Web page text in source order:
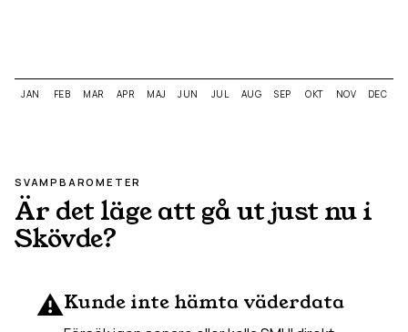
JAN FEB MAR APR MAJ JUN JUL AUG SEP OKT NOV DEC
SVAMPBAROMETER
Är det läge att gå ut just nu i
Skövde?
⚠️Kunde inte hämta väderdata